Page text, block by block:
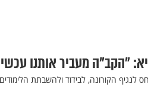
"הקב"ה מעביר אותנו
לנגיף הקורונה, לבידוד ולהשבתת